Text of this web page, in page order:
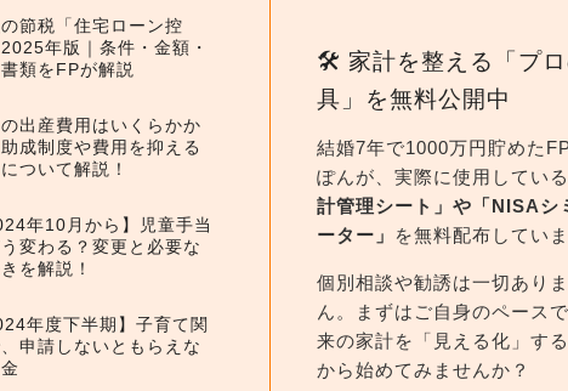
節税「住宅ローン控
年版｜条件・金額・
類をFPが解説
出産費用はいくらかか
成制度や費用を抑える
ついて解説！
年10月から】児童手当
変わる？変更と必要な
を解説！
年度下半期】子育て関
申請しないともらえな
🛠 家計を整える「プ
具」を無料公開中
結婚7年で1000万円貯めた
ぽんが、実際に使用している
計管理シート」や「NISAシ
ーター」
を無料配布していま
個別相談や勧誘は一切あり
ん。まずはご自身のペース
来の家計を「見える化」す
から始めてみませんか？